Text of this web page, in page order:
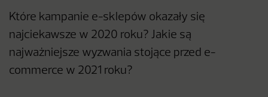
Które kampanie e-sklepów okazały się
najciekawsze w 2020 roku? Jakie są
najważniejsze wyzwania stojące przed e-
commerce w 2021 roku?